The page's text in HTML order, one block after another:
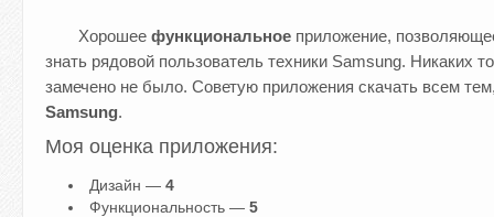
Хорошее функциональное приложение,
знать рядовой пользователь техники Samsung. Никаких
замечено не было. Советую приложения скачать всем
Samsung.
Моя оценка приложения:
Дизайн — 4
Функциональность — 5